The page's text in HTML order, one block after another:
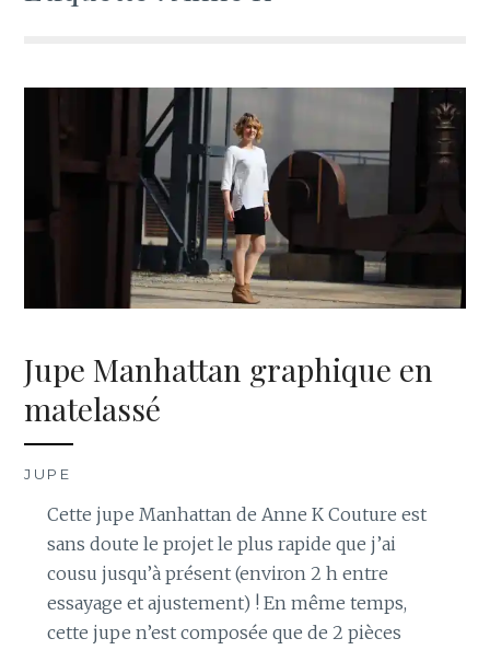
Jupe Manhattan graphique en
matelassé
JUPE
Cette jupe Manhattan de Anne K Couture est
sans doute le projet le plus rapide que j’ai
cousu jusqu’à présent (environ 2 h entre
essayage et ajustement) ! En même temps,
cette jupe n’est composée que de 2 pièces